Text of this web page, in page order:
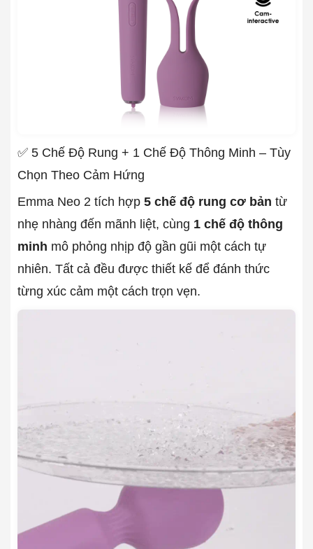
✅ 5 Chế Độ Rung + 1 Chế Độ Thông Minh – Tùy
Chọn Theo Cảm Hứng
Emma Neo 2 tích hợp 5 chế độ rung cơ bản từ
nhẹ nhàng đến mãnh liệt, cùng 1 chế độ thông
minh mô phỏng nhịp độ gần gũi một cách tự
nhiên. Tất cả đều được thiết kế để đánh thức
từng xúc cảm một cách trọn vẹn.